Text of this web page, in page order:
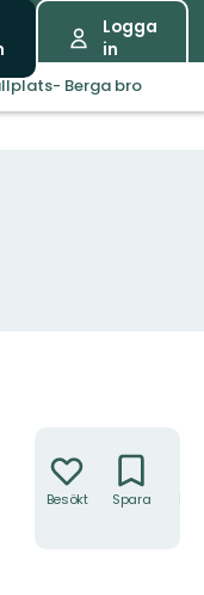
Logga
in
Berga bro
Besökt Spara